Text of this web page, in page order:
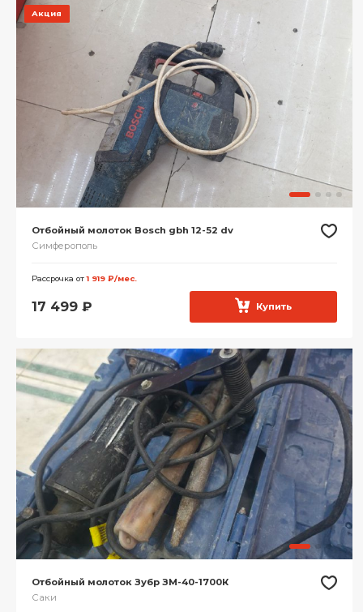
Акция
Отбойный молоток Bosch gbh 12-52 dv
Симферополь
Рассрочка от1 919 ₽/мес.
17 499 ₽ Купить
Отбойный молоток Зубр ЗМ-40-1700К
Саки